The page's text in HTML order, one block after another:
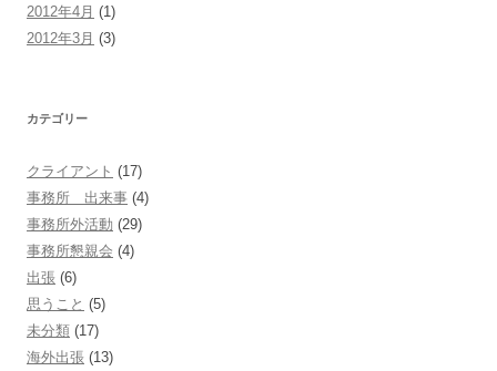
2012年4月 (1)
2012年3月 (3)
カテゴリー
クライアント (17)
事務所 出来事 (4)
事務所外活動 (29)
事務所懇親会 (4)
出張 (6)
思うこと (5)
未分類 (17)
海外出張 (13)